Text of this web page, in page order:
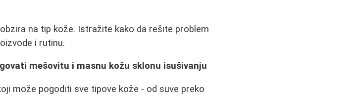
na tip kože. Istražite kako da rešite problem
i rutinu.
mešovitu i masnu kožu sklonu isušivanju
može pogoditi sve tipove kože - od suve preko